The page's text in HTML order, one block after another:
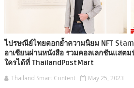
ไปรษณีย์ไทยตอกย้ำความนิยม NFT
อาเซียนผ่านหนังสือ รวมคอลเลกชันแสตม
ใครได้ที่ ThailandPostMart
Thailand Smart Content May 25, 2023